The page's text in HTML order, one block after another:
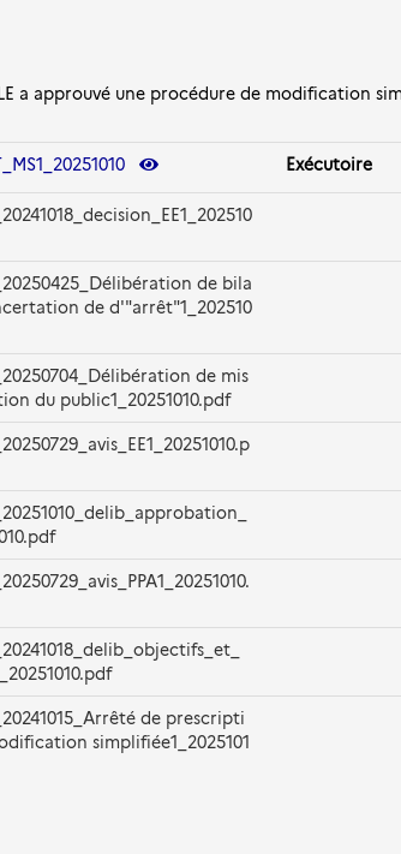
a approuvé une procédure de modification
Exécutoire
de bila
de d'"arrêt"1_202510
de mis
du public1_20251010.pdf
de prescripti
simplifiée1_2025101